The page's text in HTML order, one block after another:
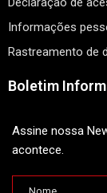
Informações
Rastreamento de
Boletim
Assine nossa
acontece.